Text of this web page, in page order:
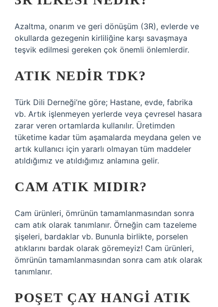
Azaltma, onarım ve geri dönüşüm (3R), evlerde ve
okullarda gezegenin kirliliğine karşı savaşmaya
teşvik edilmesi gereken çok önemli önlemlerdir.
ATIK NEDIR TDK?
Türk Dili Derneği’ne göre; Hastane, evde, fabrika
vb. Artık işlenmeyen yerlerde veya çevresel hasara
zarar veren ortamlarda kullanılır. Üretimden
tüketime kadar tüm aşamalarda meydana gelen ve
artık kullanıcı için yararlı olmayan tüm maddeler
atıldığımız ve atıldığımız anlamına gelir.
CAM ATIK MIDIR?
Cam ürünleri, ömrünün tamamlanmasından sonra
cam atık olarak tanımlanır. Örneğin cam tazeleme
şişeleri, bardaklar vb. Bununla birlikte, porselen
atıklarını bardak olarak göremeyiz! Cam ürünleri,
ömrünün tamamlanmasından sonra cam atık olarak
tanımlanır.
POŞET ÇAY HANGI ATIK